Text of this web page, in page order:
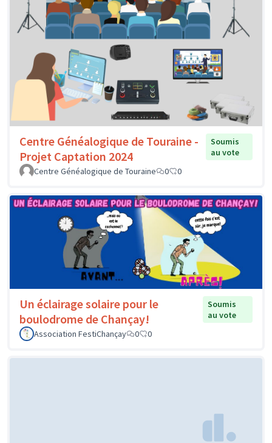
Centre Généalogique de Touraine -
Projet Captation 2024
Soumis
au vote
Centre Généalogique de Touraine
0 0
Un éclairage solaire pour le
boulodrome de Chançay!
Soumis
au vote
Association FestiChançay
0 0